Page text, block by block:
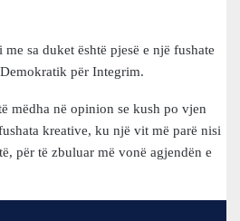
sa duket është pjesë e një fushate
për Integrim.
mëdha në opinion se kush po vjen
kreative, ku një vit më parë nisi
për të zbuluar më vonë agjendën e